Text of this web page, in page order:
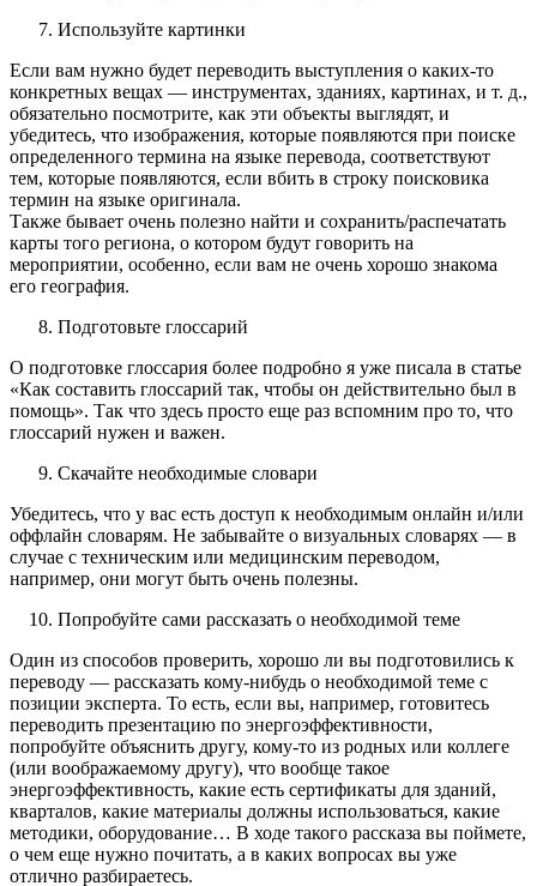
Используйте картинки
Если вам нужно будет переводить выступления о каких-то
конкретных вещах — инструментах, зданиях, картинах, и т. д.,
обязательно посмотрите, как эти объекты выглядят, и
убедитесь, что изображения, которые появляются при поиске
определенного термина на языке перевода, соответствуют
тем, которые появляются, если вбить в строку поисковика
термин на языке оригинала.
Также бывает очень полезно найти и сохранить/распечатать
карты того региона, о котором будут говорить на
мероприятии, особенно, если вам не очень хорошо знакома
его география.
Подготовьте глоссарий
О подготовке глоссария более подробно я уже писала в статье
«Как составить глоссарий так, чтобы он действительно был в
помощь». Так что здесь просто еще раз вспомним про то, что
глоссарий нужен и важен.
Скачайте необходимые словари
Убедитесь, что у вас есть доступ к необходимым онлайн и/или
оффлайн словарям. Не забывайте о визуальных словарях — в
случае с техническим или медицинским переводом,
например, они могут быть очень полезны.
Попробуйте сами рассказать о необходимой теме
Один из способов проверить, хорошо ли вы подготовились к
переводу — рассказать кому-нибудь о необходимой теме с
позиции эксперта. То есть, если вы, например, готовитесь
переводить презентацию по энергоэффективности,
попробуйте объяснить другу, кому-то из родных или коллеге
(или воображаемому другу), что вообще такое
энергоэффективность, какие есть сертификаты для зданий,
кварталов, какие материалы должны использоваться, какие
методики, оборудование… В ходе такого рассказа вы поймете,
о чем еще нужно почитать, а в каких вопросах вы уже
отлично разбираетесь.